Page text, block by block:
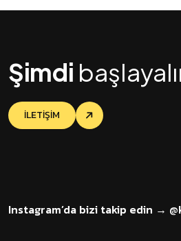
Şimdi
İLETİŞİM
Instagram’da bizi takip edin →